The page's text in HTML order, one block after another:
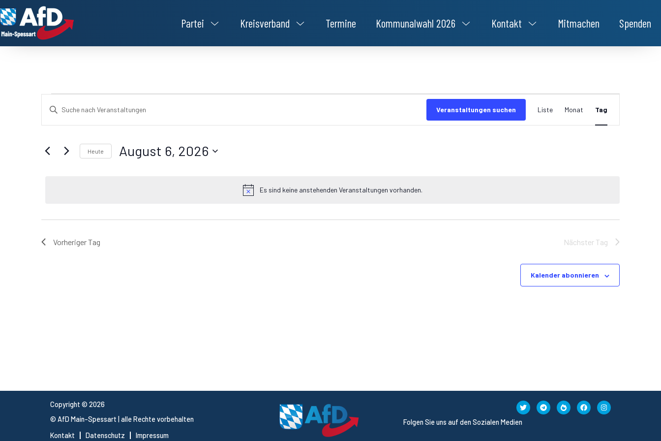
Partei Kreisverband Termine Kommunalwahl 2026 Kontakt Mitmachen Spenden
Hinweis
Es sind keine anstehenden Veranstaltungen vorhanden.
Veranstaltungen
Suche
Ansichten,
Bitte
Schlüsselwort
Suche
Veranstaltungen
Schlüsselwort.
Veranstaltungen suchen
Ansichten-
Liste Monat Tag
Heute August 6, 2026
Vorheriger Tag Nächster Tag
Kalender abonnieren
Copyright © 2026
© AfD Main-Spessart | alle Rechte vorbehalten
Kontakt
Datenschutz Impressum
Folgen Sie uns auf den Sozialen Medien